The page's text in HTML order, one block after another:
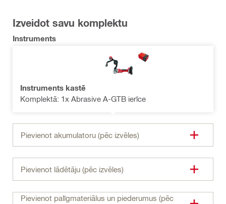
Izveidot savu komplektu
Instruments
Instruments kastē
Komplektā: 1x Abrasive A-GTB ierīce
Pievienot akumulatoru (pēc izvēles)
Pievienot lādētāju (pēc izvēles)
Pievienot palīgmateriālus un piederumus (pēc